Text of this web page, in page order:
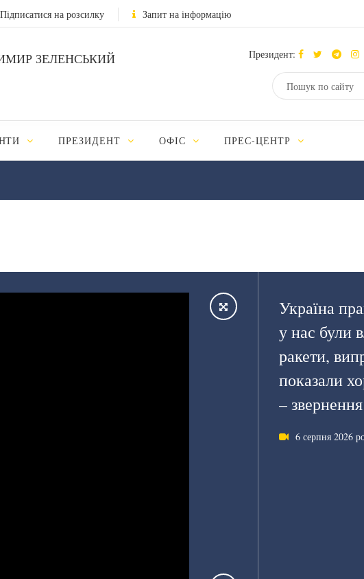
Підписатися на розсилку Запит на інформацію
ЗЕЛЕНСЬКИЙ Президент:
ПРЕЗИДЕНТ ОФІС ПРЕС-ЦЕНТР
Україна
у нас були
ракети,
показали
–
6 серпня 2026